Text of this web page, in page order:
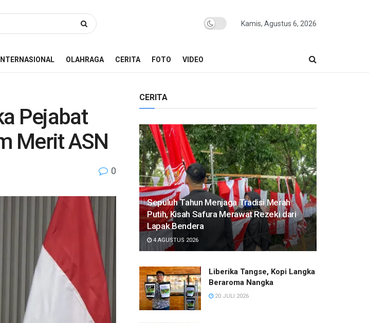
Kamis, Agustus 6, 2026
INTERNASIONAL OLAHRAGA CERITA FOTO VIDEO
Pejabat
Merit ASN
0
CERITA
Sepuluh Tahun Menjaga Tradisi Merah
Putih, Kisah Safura Merawat Rezeki dari
Lapak Bendera
4 AGUSTUS 2026
Liberika Tangse, Kopi Langka
Beraroma Nangka
20 JULI 2026